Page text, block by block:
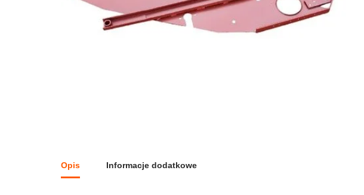
Opis Informacje dodatkowe